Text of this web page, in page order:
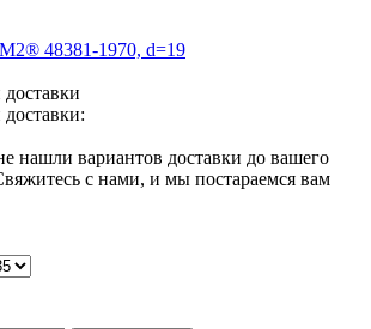
нашли вариантов доставки до вашего
с нами, и мы постараемся вам